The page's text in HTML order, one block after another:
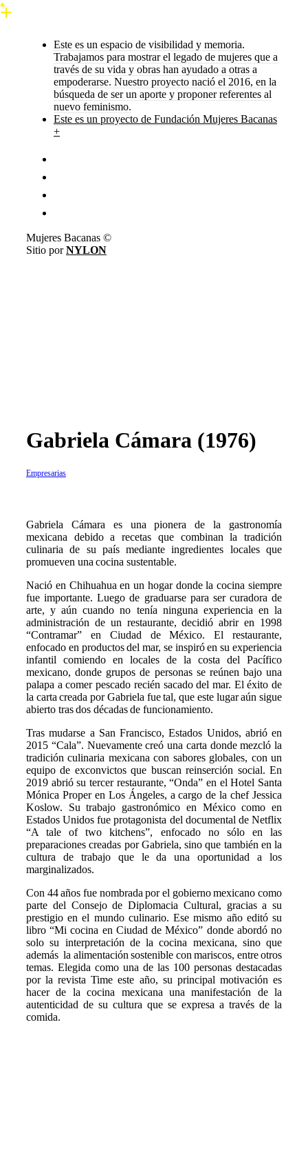
Este es un espacio de visibilidad y memoria.
Trabajamos para mostrar el legado de mujeres que a
través de su vida y obras han ayudado a otras a
empoderarse. Nuestro proyecto nació el 2016, en la
búsqueda de ser un aporte y proponer referentes al
nuevo feminismo.
Este es un proyecto de Fundación Mujeres Bacanas
+
Mujeres Bacanas ©
Sitio porNYLON
Gabriela Cámara (1976)
Empresarias
Gabriela Cámara es una pionera de la gastronomía
mexicana debido a recetas que combinan la tradición
culinaria de su país mediante ingredientes locales que
promueven una cocina sustentable.
Nació en Chihuahua en un hogar donde la cocina siempre
fue importante. Luego de graduarse para ser curadora de
arte, y aún cuando no tenía ninguna experiencia en la
administración de un restaurante, decidió abrir en 1998
“Contramar” en Ciudad de México. El restaurante,
enfocado en productos del mar, se inspiró en su experiencia
infantil comiendo en locales de la costa del Pacífico
mexicano, donde grupos de personas se reúnen bajo una
palapa a comer pescado recién sacado del mar. El éxito de
la carta creada por Gabriela fue tal, que este lugar aún sigue
abierto tras dos décadas de funcionamiento.
Tras mudarse a San Francisco, Estados Unidos, abrió en
2015 “Cala”. Nuevamente creó una carta donde mezcló la
tradición culinaria mexicana con sabores globales, con un
equipo de exconvictos que buscan reinserción social. En
2019 abrió su tercer restaurante, “Onda” en el Hotel Santa
Mónica Proper en Los Ángeles, a cargo de la chef Jessica
Koslow. Su trabajo gastronómico en México como en
Estados Unidos fue protagonista del documental de Netflix
“A tale of two kitchens”, enfocado no sólo en las
preparaciones creadas por Gabriela, sino que también en la
cultura de trabajo que le da una oportunidad a los
marginalizados.
Con 44 años fue nombrada por el gobierno mexicano como
parte del Consejo de Diplomacia Cultural, gracias a su
prestigio en el mundo culinario. Ese mismo año editó su
libro “Mi cocina en Ciudad de México” donde abordó no
solo su interpretación de la cocina mexicana, sino que
además la alimentación sostenible con mariscos, entre otros
temas. Elegida como una de las 100 personas destacadas
por la revista Time este año, su principal motivación es
hacer de la cocina mexicana una manifestación de la
autenticidad de su cultura que se expresa a través de la
comida.